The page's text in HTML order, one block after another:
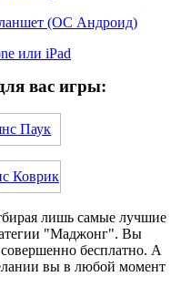
(ОС Андроид)
или iPad
вас игры:
лишь самые лучшие
"Маджонг". Вы
бесплатно. А
вы в любой момент